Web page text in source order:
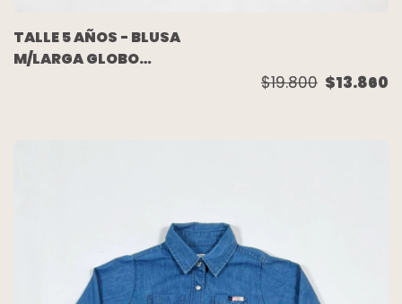
TALLE 5 AÑOS - BLUSA
M/LARGA GLOBO
$19.800 $13.860